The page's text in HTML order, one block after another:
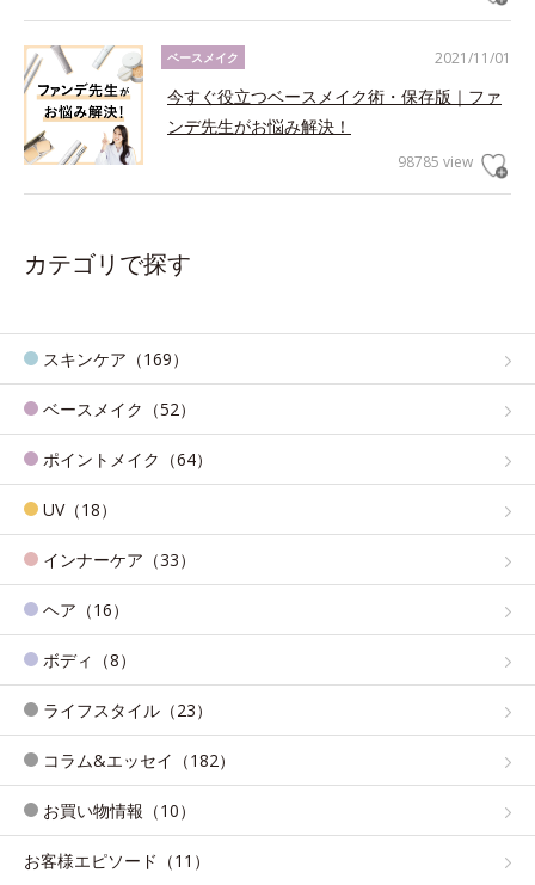
2021/11/01
ベースメイク
今すぐ役立つベースメイク術・保存版｜ファ
ンデ先生がお悩み解決！
98785 view
カテゴリで探す
スキンケア（169）
ベースメイク（52）
ポイントメイク（64）
UV（18）
インナーケア（33）
ヘア（16）
ボディ（8）
ライフスタイル（23）
コラム&エッセイ（182）
お買い物情報（10）
お客様エピソード（11）